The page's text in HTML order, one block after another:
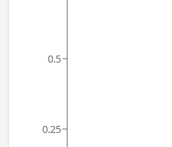
0.25
0.5